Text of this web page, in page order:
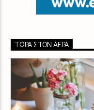
ΤΏΡΑ ΣΤΟΝ ΑΈΡΑ